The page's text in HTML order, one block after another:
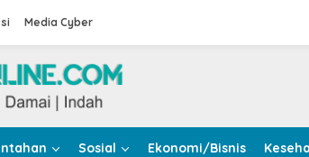
Media Cyber
Sosial Ekonomi/Bisnis